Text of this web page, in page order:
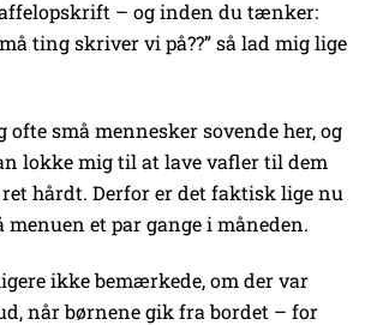
– og inden du tænker:
ting skriver vi på??” så lad mig lige
små mennesker sovende her, og
lokke mig til at lave vafler til dem
ret hårdt. Derfor er det faktisk lige nu
menuen et par gange i måneden.
ikke bemærkede, om der var
når børnene gik fra bordet – for